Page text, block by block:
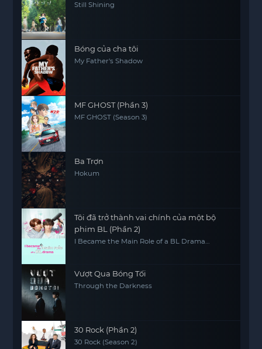
Still Shining
Bóng của cha tôi
My Father's Shadow
MF GHOST (Phần 3)
MF GHOST (Season 3)
Ba Trợn
Hokum
Tôi đã trở thành vai chính của một bộ
phim BL (Phần 2)
I Became the Main Role of a BL Drama
Vượt Qua Bóng Tối
Through the Darkness
30 Rock (Phần 2)
30 Rock (Season 2)